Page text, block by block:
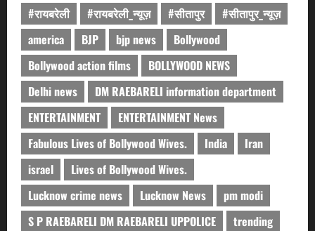
#रायबरेली
#रायबरेली_न्यूज़ #सीतापुर
#सीतापुर_न्यूज़
america
BJP bjp news
Bollywood
Bollywood action films
BOLLYWOOD NEWS
Delhi news
DM RAEBARELI information department
ENTERTAINMENT
ENTERTAINMENT News
Fabulous Lives of Bollywood Wives.
India
Iran
israel
Lives of Bollywood Wives.
Lucknow crime news
Lucknow News
pm modi
S P RAEBARELI DM RAEBARELI UPPOLICE
trending